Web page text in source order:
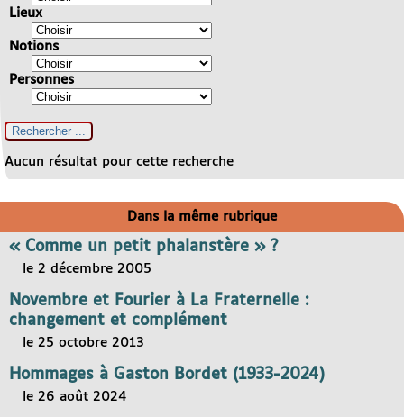
Lieux
Notions
Personnes
Aucun résultat pour cette recherche
Dans la même rubrique
« Comme un petit phalanstère » ?
le 2 décembre 2005
Novembre et Fourier à La Fraternelle :
changement et complément
le 25 octobre 2013
Hommages à Gaston Bordet (1933-2024)
le 26 août 2024